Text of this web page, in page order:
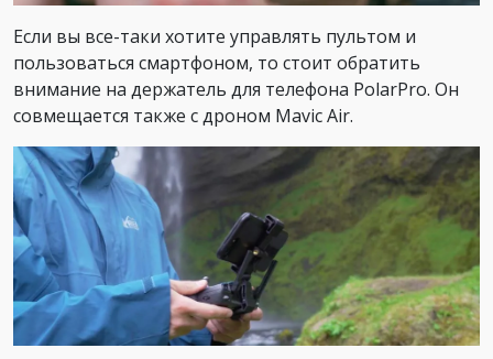
Если вы все-таки хотите управлять пультом и
пользоваться смартфоном, то стоит обратить
внимание на держатель для телефона PolarPro. Он
совмещается также с дроном Mavic Air.